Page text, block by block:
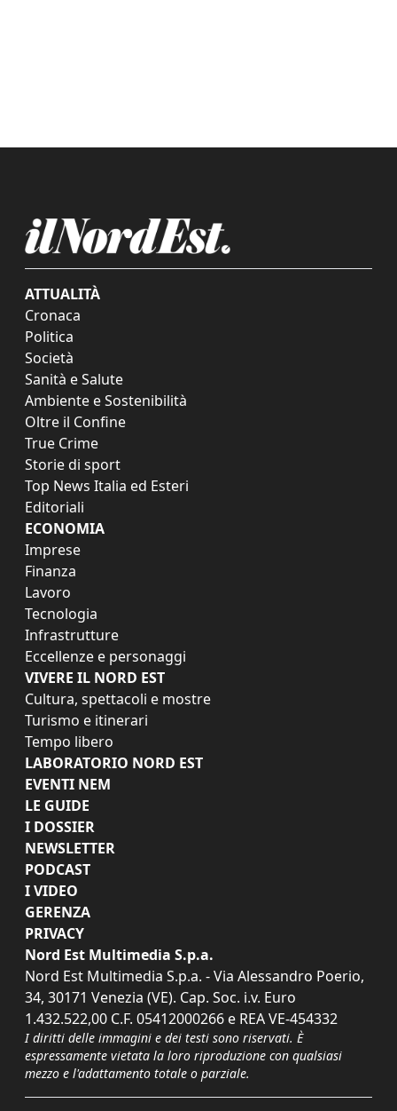
ATTUALITÀ
Cronaca
Politica
Società
Sanità e Salute
Ambiente e Sostenibilità
Oltre il Confine
True Crime
Storie di sport
Top News Italia ed Esteri
Editoriali
ECONOMIA
Imprese
Finanza
Lavoro
Tecnologia
Infrastrutture
Eccellenze e personaggi
VIVERE IL NORD EST
Cultura, spettacoli e mostre
Turismo e itinerari
Tempo libero
LABORATORIO NORD EST
EVENTI NEM
LE GUIDE
I DOSSIER
NEWSLETTER
PODCAST
I VIDEO
GERENZA
PRIVACY
Nord Est Multimedia S.p.a.
Nord Est Multimedia S.p.a. - Via Alessandro Poerio,
34, 30171 Venezia (VE). Cap. Soc. i.v. Euro
1.432.522,00 C.F. 05412000266 e REA VE-454332
I diritti delle immagini e dei testi sono riservati. È
espressamente vietata la loro riproduzione con qualsiasi
mezzo e l'adattamento totale o parziale.